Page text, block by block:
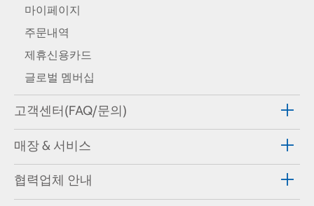
마이페이지
주문내역
제휴신용카드
글로벌 멤버십
고객센터(FAQ/문의)
매장 & 서비스
협력업체 안내